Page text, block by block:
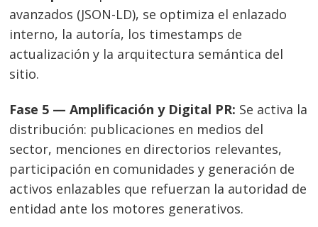
avanzados (JSON-LD), se optimiza el enlazado
interno, la autoría, los timestamps de
actualización y la arquitectura semántica del
sitio.
Fase 5 — Amplificación y Digital PR: Se activa la
distribución: publicaciones en medios del
sector, menciones en directorios relevantes,
participación en comunidades y generación de
activos enlazables que refuerzan la autoridad de
entidad ante los motores generativos.